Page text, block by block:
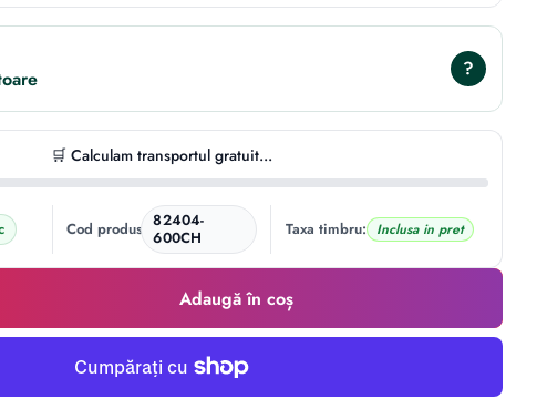
?
🛒 Calculam transportul gratuit...
Cod produs: 82404-
600CH
Taxa timbru: Inclusa in pret
Adaugă în coș